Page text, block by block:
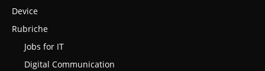
Device
Rubriche
Jobs for IT
Digital Communication